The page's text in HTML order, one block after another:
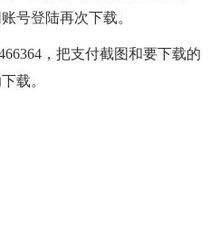
号登陆再次下载。
，把支付截图和要下载的
载。